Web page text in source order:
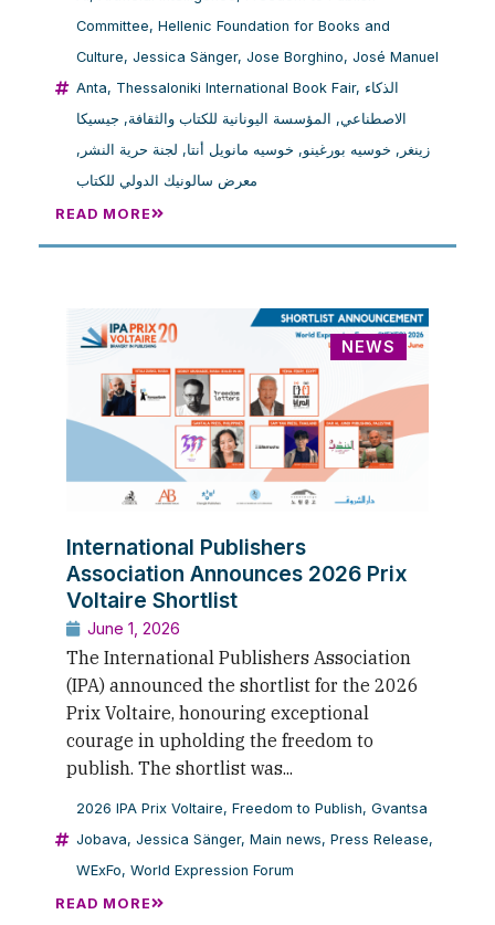
Committee, Hellenic Foundation for Books and
Culture, Jessica Sänger, Jose Borghino, José Manuel
Anta, Thessaloniki International Book Fair, الذكاء
الاصطناعي, المؤسسة اليونانية للكتاب والثقافة, جيسيكا
زينغر , خوسيه بورغينو, خوسيه مانويل أنتا, لجنة حرية النشر ,
معرض سالونيك الدولي للكتاب
READ MORE
NEWS
International Publishers
Association Announces 2026 Prix
Voltaire Shortlist
June 1, 2026
The International Publishers Association
(IPA) announced the shortlist for the 2026
Prix Voltaire, honouring exceptional
courage in upholding the freedom to
publish. The shortlist was...
2026 IPA Prix Voltaire, Freedom to Publish, Gvantsa
Jobava, Jessica Sänger, Main news, Press Release,
WExFo, World Expression Forum
READ MORE